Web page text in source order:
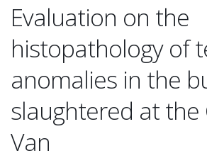
Evaluation on the
histopathology of
anomalies in the
slaughtered at the
Van